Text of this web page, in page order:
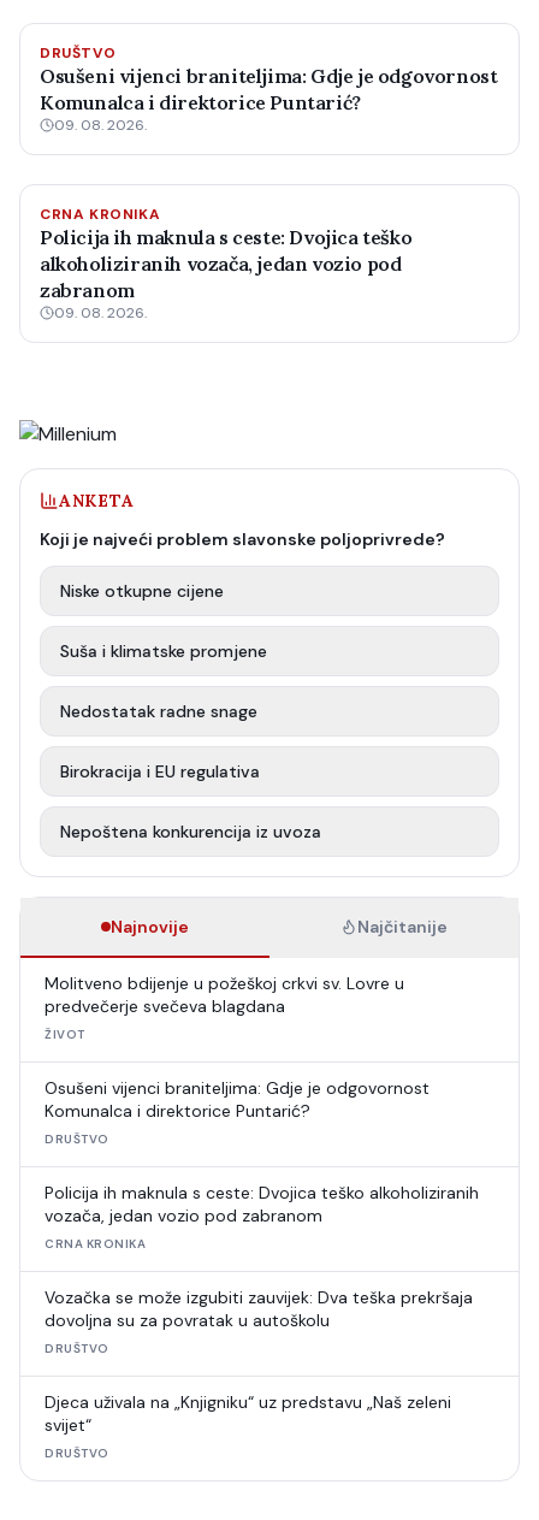
DRUŠTVO
Osušeni vijenci braniteljima: Gdje je odgovornost
Komunalca i direktorice Puntarić?
09. 08. 2026.
CRNA KRONIKA
Policija ih maknula s ceste: Dvojica teško
alkoholiziranih vozača, jedan vozio pod
zabranom
09. 08. 2026.
ANKETA
Koji je najveći problem slavonske poljoprivrede?
Niske otkupne cijene
Suša i klimatske promjene
Nedostatak radne snage
Birokracija i EU regulativa
Nepoštena konkurencija iz uvoza
Najnovije Najčitanije
Molitveno bdijenje u požeškoj crkvi sv. Lovre u
predvečerje svečeva blagdana
ŽIVOT
Osušeni vijenci braniteljima: Gdje je odgovornost
Komunalca i direktorice Puntarić?
DRUŠTVO
Policija ih maknula s ceste: Dvojica teško alkoholiziranih
vozača, jedan vozio pod zabranom
CRNA KRONIKA
Vozačka se može izgubiti zauvijek: Dva teška prekršaja
dovoljna su za povratak u autoškolu
DRUŠTVO
Djeca uživala na „Knjigniku“ uz predstavu „Naš zeleni
svijet“
DRUŠTVO